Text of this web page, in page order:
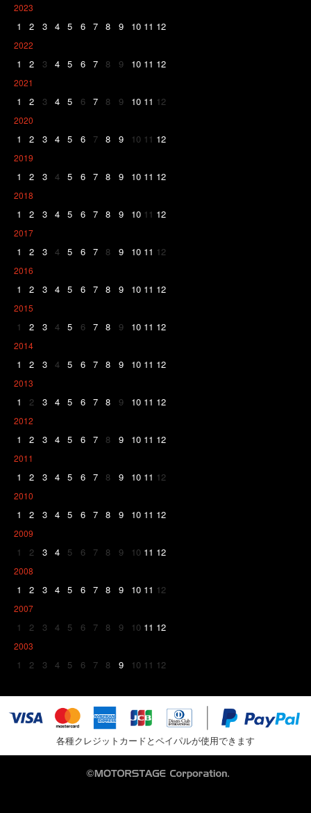
2023
1 2 3 4 5 6 7 8 9 10 11 12
2022
1 2 3 4 5 6 7 8 9 10 11 12
2021
1 2 3 4 5 6 7 8 9 10 11 12
2020
1 2 3 4 5 6 7 8 9 10 11 12
2019
1 2 3 4 5 6 7 8 9 10 11 12
2018
1 2 3 4 5 6 7 8 9 10 11 12
2017
1 2 3 4 5 6 7 8 9 10 11 12
2016
1 2 3 4 5 6 7 8 9 10 11 12
2015
1 2 3 4 5 6 7 8 9 10 11 12
2014
1 2 3 4 5 6 7 8 9 10 11 12
2013
1 2 3 4 5 6 7 8 9 10 11 12
2012
1 2 3 4 5 6 7 8 9 10 11 12
2011
1 2 3 4 5 6 7 8 9 10 11 12
2010
1 2 3 4 5 6 7 8 9 10 11 12
2009
1 2 3 4 5 6 7 8 9 10 11 12
2008
1 2 3 4 5 6 7 8 9 10 11 12
2007
1 2 3 4 5 6 7 8 9 10 11 12
2003
1 2 3 4 5 6 7 8 9 10 11 12
各種クレジットカードとペイパルが使用できます